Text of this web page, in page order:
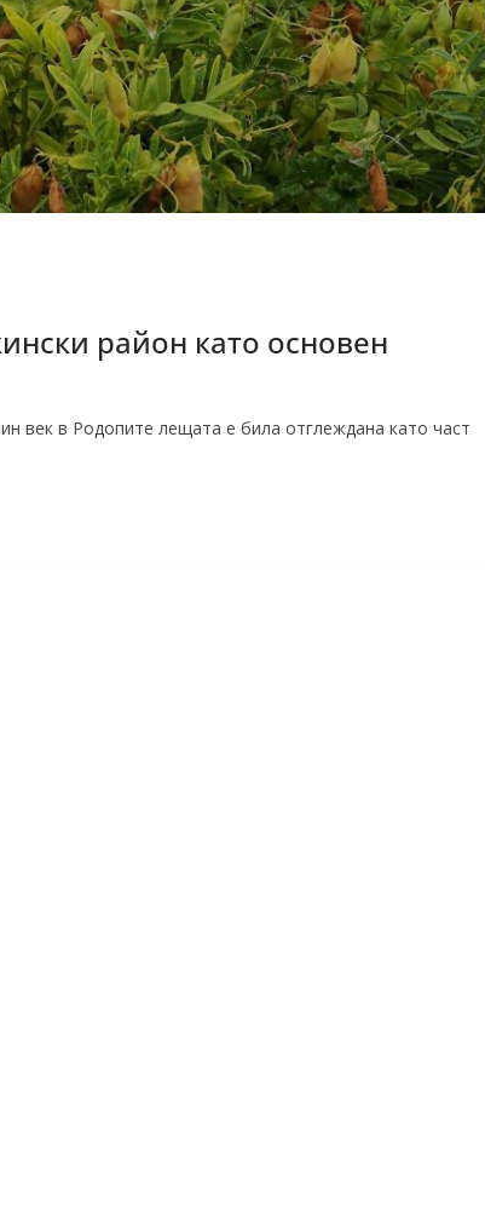
район като основен
век в Родопите лещата е била отглеждана като част